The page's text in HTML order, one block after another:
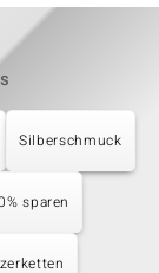
Silberschmuck
sparen